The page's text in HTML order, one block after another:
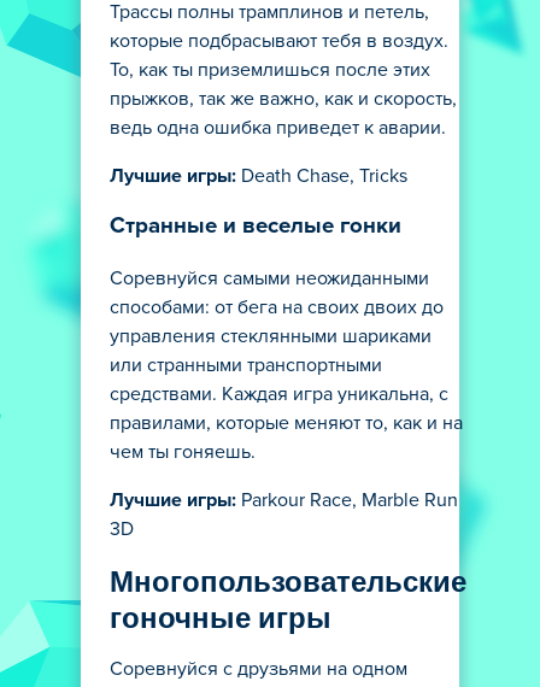
Трассы полны трамплинов и петель,
которые подбрасывают тебя в воздух.
То, как ты приземлишься после этих
прыжков, так же важно, как и скорость,
ведь одна ошибка приведет к аварии.
Лучшие игры: Death Chase, Tricks
Странные и веселые гонки
Соревнуйся самыми неожиданными
способами: от бега на своих двоих до
управления стеклянными шариками
или странными транспортными
средствами. Каждая игра уникальна, с
правилами, которые меняют то, как и на
чем ты гоняешь.
Лучшие игры: Parkour Race, Marble Run
3D
Многопользовательские
гоночные игры
Соревнуйся с друзьями на одном